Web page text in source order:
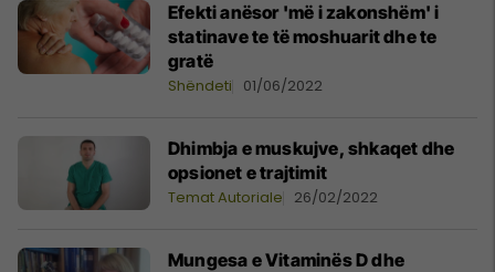
Efekti anësor 'më i zakonshëm' i
statinave te të moshuarit dhe te
gratë
Shëndeti 01/06/2022
Dhimbja e muskujve, shkaqet dhe
opsionet e trajtimit
Temat Autoriale 26/02/2022
Mungesa e Vitaminës D dhe